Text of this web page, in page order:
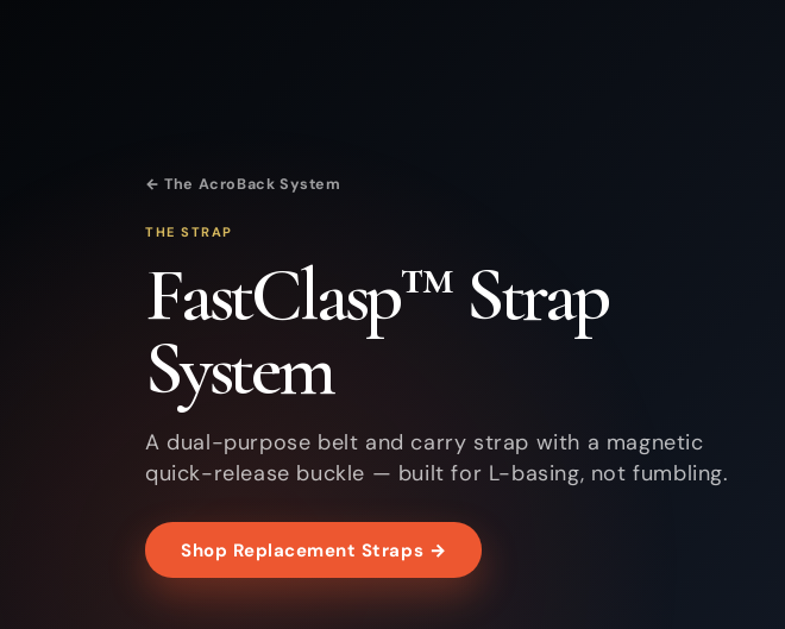
← The AcroBack System
THE STRAP
FastClasp™ Strap
System
A dual-purpose belt and carry strap with a magnetic
quick-release buckle — built for L-basing, not fumbling.
Shop Replacement Straps →